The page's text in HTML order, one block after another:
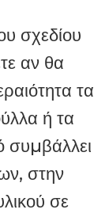
σχεδίου
αν θα
τα
ή τα
συμβάλλει
στην
σε